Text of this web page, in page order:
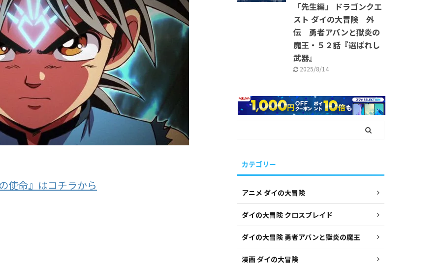
命』はコチラから
「先生編」 ドラゴンクエ
スト ダイの大冒険 外
伝 勇者アバンと獄炎の
魔王・５２話『選ばれし
武器』
2025/8/14
カテゴリー
アニメ ダイの大冒険
ダイの大冒険 クロスブレイド
ダイの大冒険 勇者アバンと獄炎の魔王
漫画 ダイの大冒険